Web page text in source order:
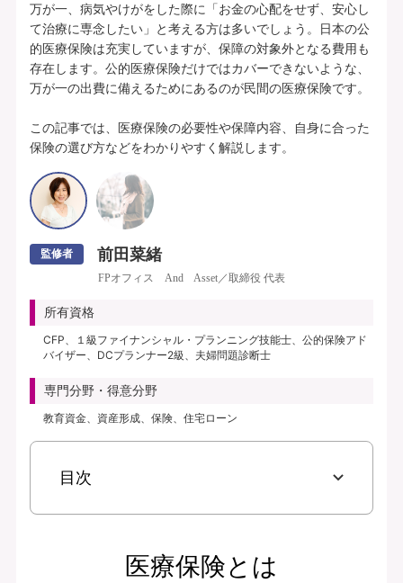
プランの中身を見る
入院・手術・放射線治療、通院・先進医療
に備えられます。
豊富な特約ラインナップからお客さまのニ
ーズに合わせて保障を充実させることがで
きます。
あんしんパレット｜ていばん医療｜保険料払方タイプ：定額タイプ｜個別取扱
｜入院給付金日額5,000円（60日型）、通院給付金日額5,000円、手術・放射
線治療給付金特約 5万円(外来手術給付割合：100％)、総合先進医療特約付
き、保険料払込免除特約なし、初期入院10日給付特則付き、三大疾病支払日数
無制限延長特則付き | | 保険期間：終身（総合先進医療特約は10年） | 保険料
払込期間：終身（総合先進医療特約は10年） | 募集文書番号：AFH277-
2025-0355 2月17日(280217)
無料で相談予約
資料請求
万が一、病気やけがをした際に「お金の心配をせず、安心し
て治療に専念したい」と考える方は多いでしょう。日本の公
的医療保険は充実していますが、保障の対象外となる費用も
存在します。公的医療保険だけではカバーできないような、
万が一の出費に備えるためにあるのが民間の医療保険です。
この記事では、医療保険の必要性や保障内容、自身に合った
保険の選び方などをわかりやすく解説します。
監修者 前田菜緒
FPオフィス And Asset／取締役 代表
所有資格
CFP、１級ファイナンシャル・プランニング技能士、公的保険アド
バイザー、DCプランナー2級、夫婦問題診断士
専門分野・得意分野
教育資金、資産形成、保険、住宅ローン
目次
医療保険とは